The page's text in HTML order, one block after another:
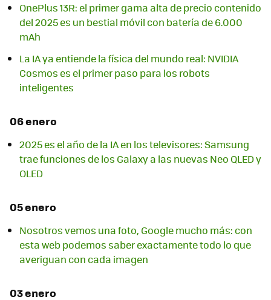
OnePlus 13R: el primer gama alta de precio contenido
del 2025 es un bestial móvil con batería de 6.000
mAh
La IA ya entiende la física del mundo real: NVIDIA
Cosmos es el primer paso para los robots
inteligentes
06 enero
2025 es el año de la IA en los televisores: Samsung
trae funciones de los Galaxy a las nuevas Neo QLED y
OLED
05 enero
Nosotros vemos una foto, Google mucho más: con
esta web podemos saber exactamente todo lo que
averiguan con cada imagen
03 enero